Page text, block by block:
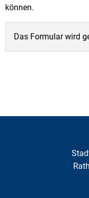
können.
Das Formular wird